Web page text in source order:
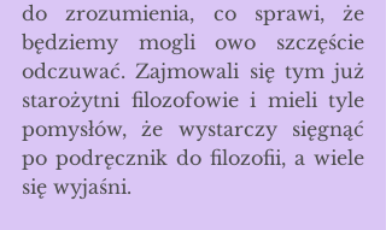
do zrozumienia, co sprawi, że
będziemy mogli owo szczęście
odczuwać. Zajmowali się tym już
starożytni filozofowie i mieli tyle
pomysłów, że wystarczy sięgnąć
po podręcznik do filozofii, a wiele
się wyjaśni.